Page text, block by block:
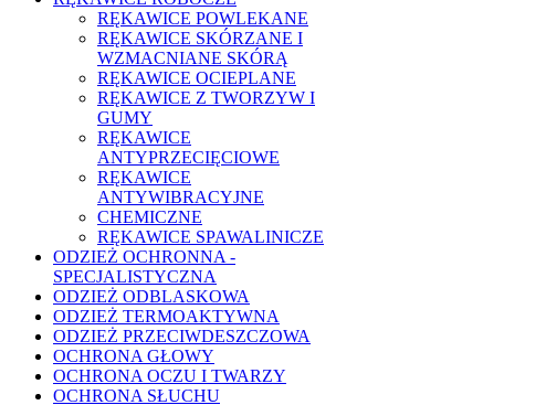
RĘKAWICE POWLEKANE
RĘKAWICE SKÓRZANE I
WZMACNIANE SKÓRĄ
RĘKAWICE OCIEPLANE
RĘKAWICE Z TWORZYW I
GUMY
RĘKAWICE
ANTYPRZECIĘCIOWE
RĘKAWICE
ANTYWIBRACYJNE
CHEMICZNE
RĘKAWICE SPAWALINICZE
ODZIEŻ OCHRONNA -
SPECJALISTYCZNA
ODZIEŻ ODBLASKOWA
ODZIEŻ TERMOAKTYWNA
ODZIEŻ PRZECIWDESZCZOWA
OCHRONA GŁOWY
OCHRONA OCZU I TWARZY
OCHRONA SŁUCHU